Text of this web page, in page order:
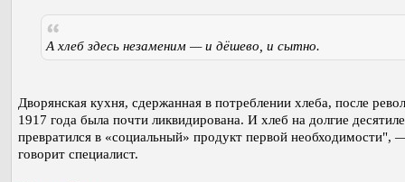
А хлеб здесь незаменим — и дёшево, и сытно.
Дворянская кухня, сдержанная в потреблении хлеба, после
1917 года была почти ликвидирована. И хлеб на долгие
превратился в «социальный» продукт первой необходимости",
говорит специалист.